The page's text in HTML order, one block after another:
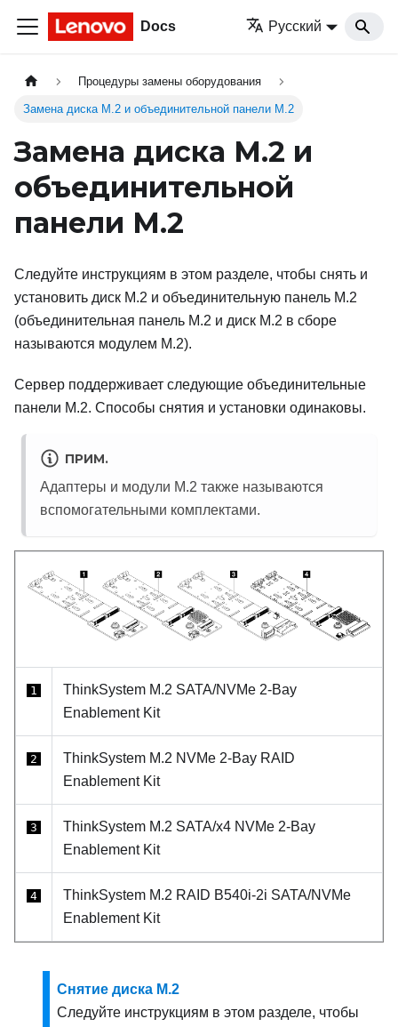
Docs Русский
Процедуры замены оборудования
Замена диска M.2 и объединительной панели M.2
Замена диска M.2 и
объединительной
панели M.2
Следуйте инструкциям в этом разделе, чтобы снять и
установить диск M.2 и объединительную панель M.2
(объединительная панель M.2 и диск M.2 в сборе
называются модулем M.2).
Сервер поддерживает следующие объединительные
панели M.2. Способы снятия и установки одинаковы.
ПРИМ.
Адаптеры и модули M.2 также называются
вспомогательными комплектами.
1
ThinkSystem M.2 SATA/NVMe 2-Bay
Enablement Kit
2
ThinkSystem M.2 NVMe 2-Bay RAID
Enablement Kit
3
ThinkSystem M.2 SATA/x4 NVMe 2-Bay
Enablement Kit
4
ThinkSystem M.2 RAID B540i-2i SATA/NVMe
Enablement Kit
Снятие диска M.2
Следуйте инструкциям в этом разделе, чтобы